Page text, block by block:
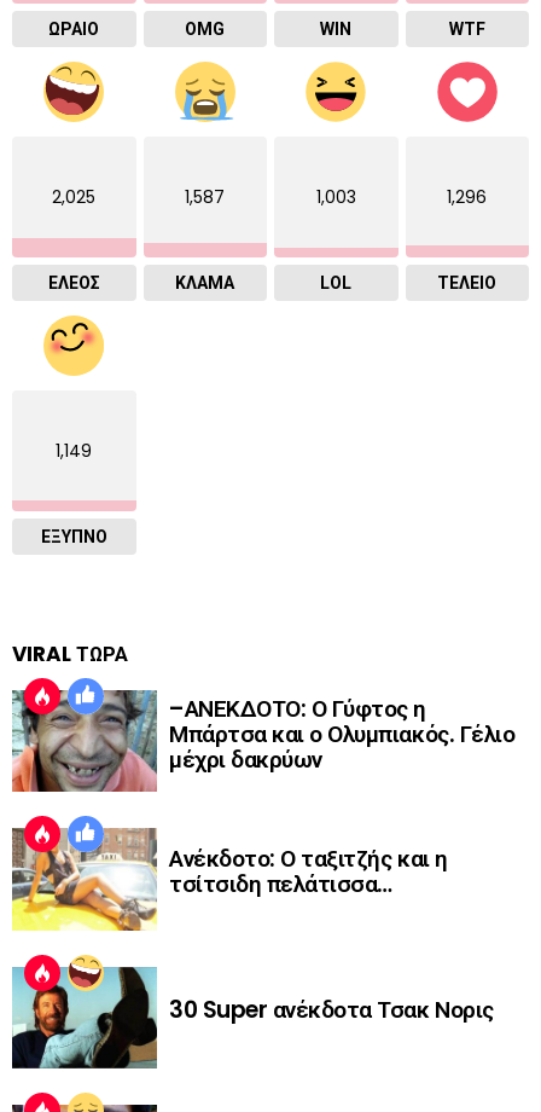
ΩΡΑΙΟ OMG WIN WTF
2,025
ΕΛΕΟΣ
1,587
ΚΛΑΜΑ
1,003
LOL
1,296
ΤΕΛΕΙΟ
1,149
ΈΞΥΠΝΟ
VIRAL ΤΩΡΑ
–ΑΝΕΚΔΟΤΟ: Ο Γύφτος η
Μπάρτσα και ο Ολυμπιακός. Γέλιο
μέχρι δακρύων
Ανέκδοτο: Ο ταξιτζής και η
τσίτσιδη πελάτισσα…
30 Super ανέκδοτα Τσακ Νορις